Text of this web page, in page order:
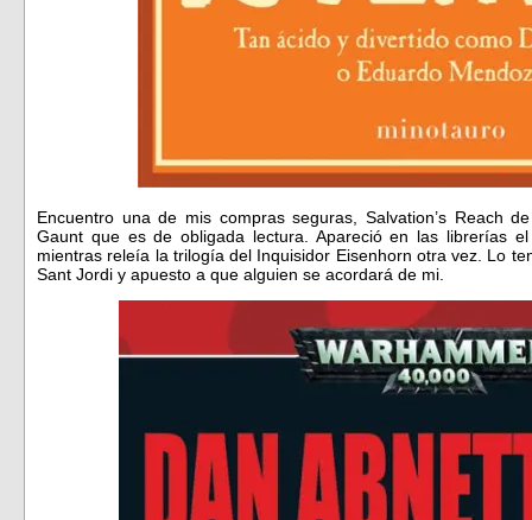
Encuentro una de mis compras seguras, Salvation’s Reach
Gaunt que es de obligada lectura. Apareció en las librerías
mientras releía la trilogía del Inquisidor Eisenhorn otra vez. Lo
Sant Jordi y apuesto a que alguien se acordará de mi.